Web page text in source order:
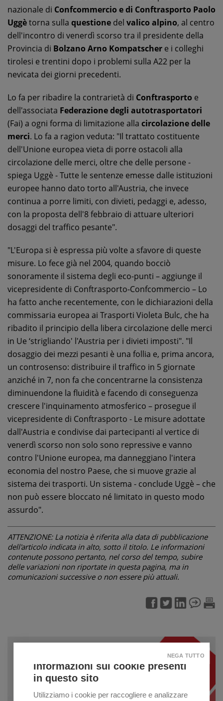
nazionale di Confcommercio e di Conftrasporto Paolo
Uggètorna sulla questione del valico alpino, al centro
dell'incontro di venerdì scorso tra il presidente della
Provincia di Bolzano Arno Kompatscher e i colleghi
tirolesi e trentini dopo i problemi sulla A22 per la
nevicata dei giorni precedenti.
Lo fa per ribadire la contrarietà di Conftrasporto e
dell'associata Federazione degli autotrasportatori
(Fai) a ogni forma di limitazione alla circolazione delle
merci. Lo fa a ragion veduta: "Il trattato costituente
dell'Unione europea vieta di porre ostacoli alla
circolazione delle merci, oltre che delle persone -
spiega Uggè - Tutte le sentenze emesse dalle istituzioni
europee hanno dato torto all'Austria, che invece
continua a porre limiti, con divieti, pedaggi e, adesso,
con la proposta dell'8 febbraio di attuare ulteriori
dosaggi del traffico pesante".
"L'Europa si è espressa più volte a sfavore di queste
misure. Lo fece già nel 2004, quando bocciò
sonoramente il sistema degli eco-punti – aggiunge il
vicepresidente di Conftrasporto-Confcommercio – Lo
ha fatto anche recentemente, con le dichiarazioni della
commissaria europea ai Trasporti Violeta Bulc, che ha
ribadito il principio della libera circolazione delle merci
in Ue ‘strigliando' l'Austria per i divieti imposti". "Il
dosaggio dei mezzi pesanti è una follia e, prima ancora,
un controsenso: distribuire il traffico in 5 giornate
anziché in 7, non fa che concentrarne la consistenza
diminuendone la fluidità e facendo di conseguenza
crescere l'inquinamento atmosferico – prosegue il
vicepresidente di Conftrasporto - Le misure adottate
dall'Austria e condivise dai partecipanti al vertice di
venerdì scorso non solo sono repressive e vanno
contro l'Unione europea, ma danneggiano l'intera
economia del nostro Paese, che si muove grazie al
sistema dei trasporti. Un sistema - conclude Uggè – che
non può essere bloccato né limitato in questo modo
assurdo".
ATTENZIONE: La notizia è riferita alla data di pubblicazione
dell'articolo indicata in alto, sotto il titolo. Le informazioni
contenute possono pertanto, nel corso del tempo, subire
delle variazioni non riportate in questa pagina, ma in
comunicazioni successive o non essere più attuali.
Informazioni sui cookie presenti
in questo sito
Utilizziamo i cookie per raccogliere e analizzare
NEGA TUTTO